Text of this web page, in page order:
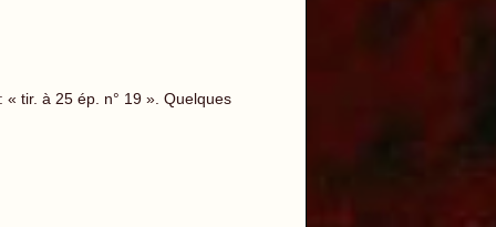
tir. à 25 ép. n° 19 ». Quelques